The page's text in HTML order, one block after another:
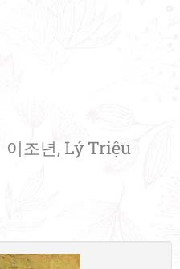
이조년, Lý Triệu